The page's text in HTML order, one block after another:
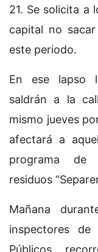
21. Se solicita a
capital no
este periodo.
En ese lapso
saldrán a la
mismo jueves
afectará a
programa de
residuos
Mañana
inspectores de
Públicos